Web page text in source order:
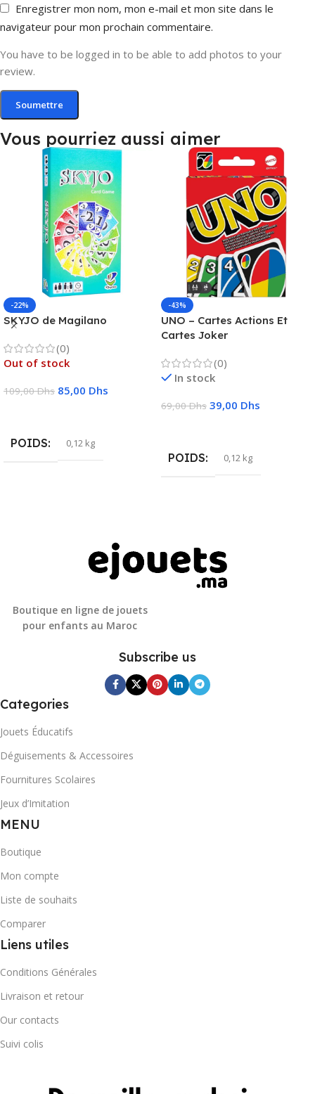
Enregistrer mon nom, mon e-mail et mon site dans le
navigateur pour mon prochain commentaire.
You have to be logged in to be able to add photos to your
review.
Vous pourriez aussi aimer
-22%
SKYJO de Magilano
(0)
Out of stock
109,00Dhs 85,00 Dhs
POIDS 0,12 kg
-43%
UNO – Cartes Actions Et
Cartes Joker
(0)
In stock
69,00Dhs 39,00 Dhs
POIDS 0,12 kg
Boutique en ligne de jouets
pour enfants au Maroc
Subscribe us
Categories
Jouets Éducatifs
Déguisements & Accessoires
Fournitures Scolaires
Jeux d’Imitation
MENU
Boutique
Mon compte
Liste de souhaits
Comparer
Liens utiles
Conditions Générales
Livraison et retour
Our contacts
Suivi colis